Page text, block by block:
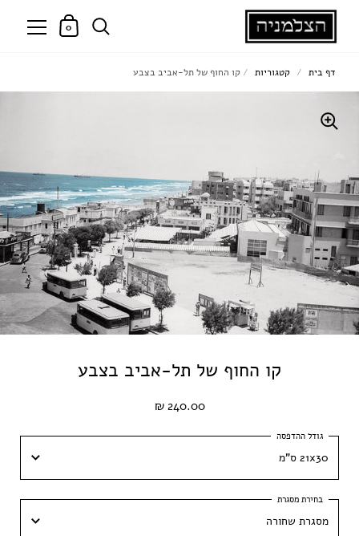
0
קו החוף של תל-אביב בצבע
240.00 ₪
21x30 ס"מ
21x30 ס"מ
30x42 ס״מ
מסגרת שחורה
דף בית / קטגוריות / קו החוף של תל-אביב בצבע